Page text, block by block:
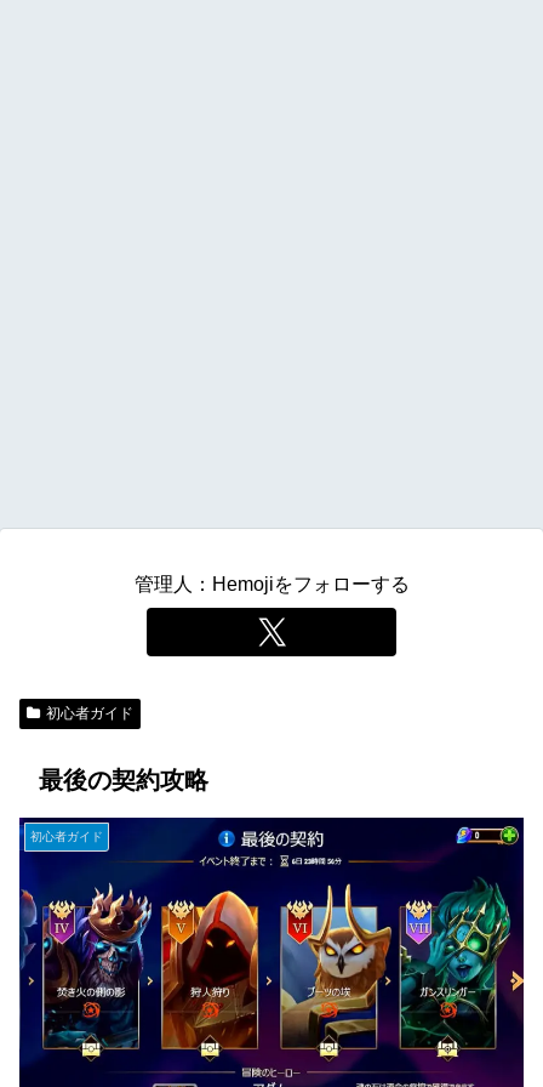
管理人：Hemojiをフォローする
初心者ガイド
最後の契約攻略
初心者ガイド